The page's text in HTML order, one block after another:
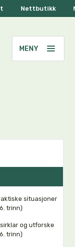
Nettbutikk
situasjoner
trinn)
og utforske
trinn)